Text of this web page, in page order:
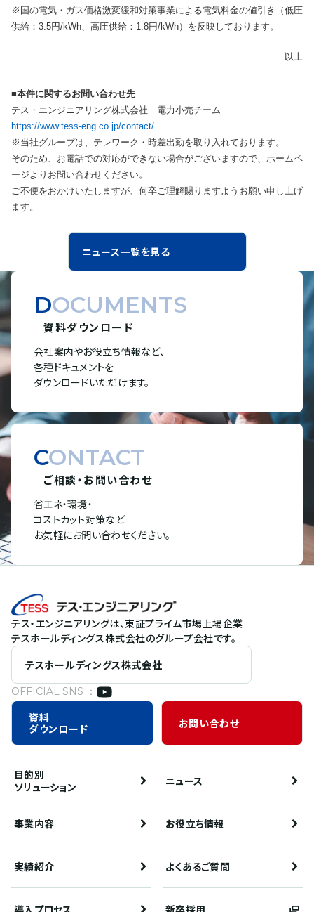
※国の電気・ガス価格激変緩和対策事業による電気料金の値引き（低圧
供給：3.5円/kWh、高圧供給：1.8円/kWh）を反映しております。
以上
■本件に関するお問い合わせ先
テス・エンジニアリング株式会社 電力小売チーム
https://www.tess-eng.co.jp/contact/
※当社グループは、テレワーク・時差出勤を取り入れております。
そのため、お電話での対応ができない場合がございますので、ホームペ
ージよりお問い合わせください。
ご不便をおかけいたしますが、何卒ご理解賜りますようお願い申し上げ
ます。
ニュース一覧を見る
DOCUMENTS
資料ダウンロード
会社案内やお役立ち情報など、
各種ドキュメントを
ダウンロードいただけます。
CONTACT
ご相談・お問い合わせ
省エネ・環境・
コストカット対策など
お気軽にお問い合わせください。
テス・エンジニアリングは、東証プライム市場上場企業
テスホールディングス株式会社のグループ会社です。
テスホールディングス株式会社
OFFICIAL SNS ：
資料
ダウンロード
お問い合わせ
目的別
ソリューション
ニュース
事業内容 お役立ち情報
実績紹介 よくあるご質問
導入プロセス 新卒採用